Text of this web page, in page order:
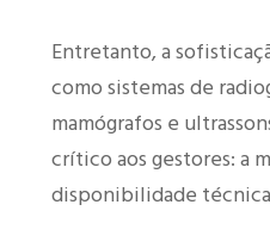
Entretanto, a
como sistemas de
mamógrafos e
crítico aos gestores: a
disponibilidade